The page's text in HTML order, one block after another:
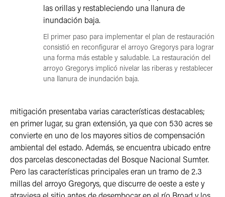
El primer paso para implementar el plan de restauración
consistió en reconfigurar el arroyo Gregorys para lograr
una forma más estable y saludable. La restauración del
arroyo Gregorys implicó nivelar las riberas y restablecer
una llanura de inundación baja.
mitigación presentaba varias características destacables;
en primer lugar, su gran extensión, ya que con 530 acres se
convierte en uno de los mayores sitios de compensación
ambiental del estado. Además, se encuentra ubicado entre
dos parcelas desconectadas del Bosque Nacional Sumter.
Pero las características principales eran un tramo de 2.3
millas del arroyo Gregorys, que discurre de oeste a este y